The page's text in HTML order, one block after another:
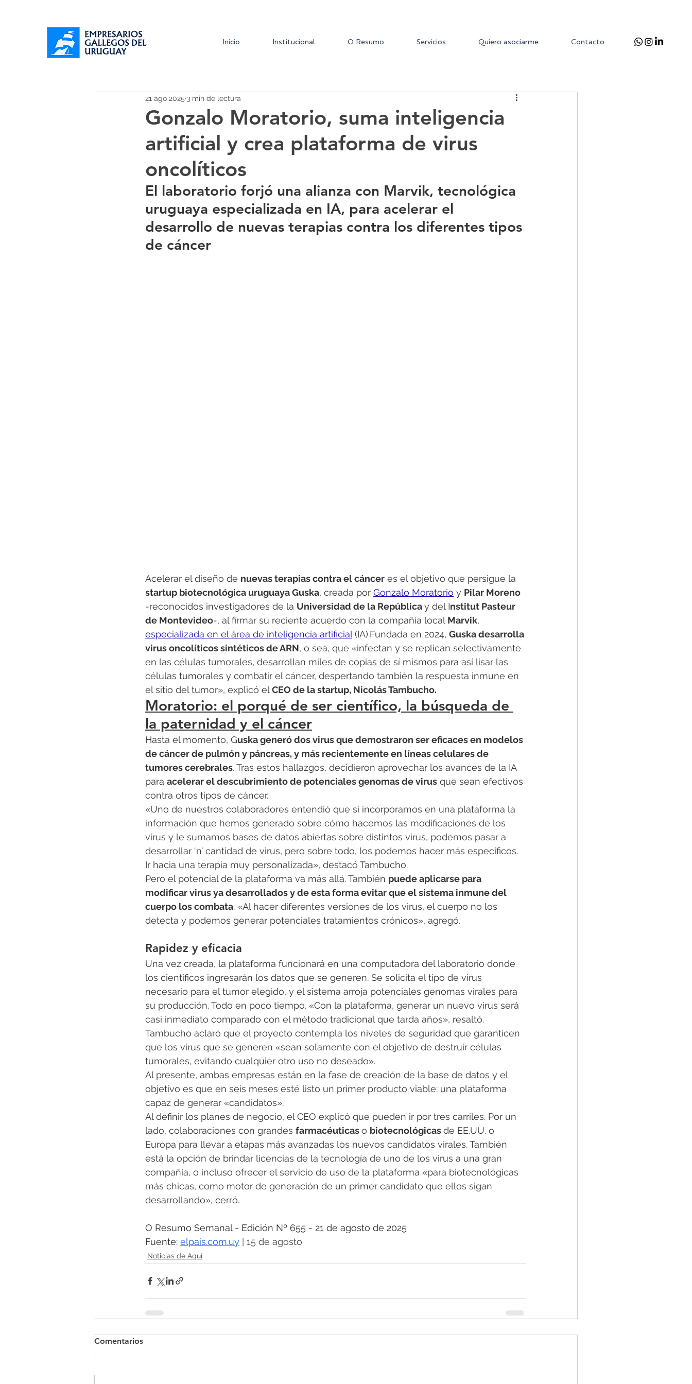
Inicio Institucional O Resumo Servicios Quiero asociarme Contacto
Gonzalo Moratorio, suma inteligencia
artificial y crea plataforma de virus
oncolíticos
21 ago 2025 3 min de lectura
El laboratorio forjó una alianza con Marvik, tecnológica
uruguaya especializada en IA, para acelerar el
desarrollo de nuevas terapias contra los diferentes tipos
de cáncer
Acelerar el diseño de nuevas terapias contra el cáncer es el objetivo que persigue la
startup biotecnológica uruguaya Guska, creada por Gonzalo Moratorio y Pilar Moreno
-reconocidos investigadores de la Universidad de la República y del Institut Pasteur
de Montevideo-, al firmar su reciente acuerdo con la compañía local Marvik,
especializada en el área de inteligencia artificial (IA).Fundada en 2024, Guska desarrolla
virus oncolíticos sintéticos de ARN, o sea, que «infectan y se replican selectivamente
en las células tumorales, desarrollan miles de copias de sí mismos para así lisar las
células tumorales y combatir el cáncer, despertando también la respuesta inmune en
el sitio del tumor», explicó el CEO de la startup, Nicolás Tambucho.
Moratorio: el porqué de ser científico, la búsqueda de
la paternidad y el cáncer
Hasta el momento, Guska generó dos virus que demostraron ser eficaces en modelos
de cáncer de pulmón y páncreas, y más recientemente en líneas celulares de
tumores cerebrales. Tras estos hallazgos, decidieron aprovechar los avances de la IA
para acelerar el descubrimiento de potenciales genomas de virus que sean efectivos
contra otros tipos de cáncer.
«Uno de nuestros colaboradores entendió que si incorporamos en una plataforma la
información que hemos generado sobre cómo hacemos las modificaciones de los
virus y le sumamos bases de datos abiertas sobre distintos virus, podemos pasar a
desarrollar ‘n’ cantidad de virus, pero sobre todo, los podemos hacer más específicos.
Ir hacia una terapia muy personalizada», destacó Tambucho.
Pero el potencial de la plataforma va más allá. También puede aplicarse para
modificar virus ya desarrollados y de esta forma evitar que el sistema inmune del
cuerpo los combata. «Al hacer diferentes versiones de los virus, el cuerpo no los
detecta y podemos generar potenciales tratamientos crónicos», agregó.
Rapidez y eficacia
Una vez creada, la plataforma funcionará en una computadora del laboratorio donde
los científicos ingresarán los datos que se generen. Se solicita el tipo de virus
necesario para el tumor elegido, y el sistema arroja potenciales genomas virales para
su producción. Todo en poco tiempo. «Con la plataforma, generar un nuevo virus será
casi inmediato comparado con el método tradicional que tarda años», resaltó.
Tambucho aclaró que el proyecto contempla los niveles de seguridad que garanticen
que los virus que se generen «sean solamente con el objetivo de destruir células
tumorales, evitando cualquier otro uso no deseado».
Al presente, ambas empresas están en la fase de creación de la base de datos y el
objetivo es que en seis meses esté listo un primer producto viable: una plataforma
capaz de generar «candidatos».
Al definir los planes de negocio, el CEO explicó que pueden ir por tres carriles. Por un
lado, colaboraciones con grandes farmacéuticas o biotecnológicas de EE.UU. o
Europa para llevar a etapas más avanzadas los nuevos candidatos virales. También
está la opción de brindar licencias de la tecnología de uno de los virus a una gran
compañía, o incluso ofrecer el servicio de uso de la plataforma «para biotecnológicas
más chicas, como motor de generación de un primer candidato que ellos sigan
desarrollando», cerró.
O Resumo Semanal - Edición Nº 655 - 21 de agosto de 2025
Fuente: elpais.com.uy | 15 de agosto
Noticias de Aquí
Comentarios